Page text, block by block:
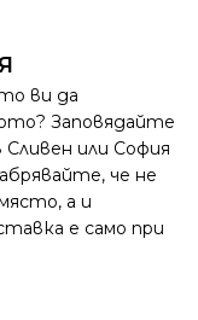
ви да
Заповядайте
или София
че не
а и
е само при